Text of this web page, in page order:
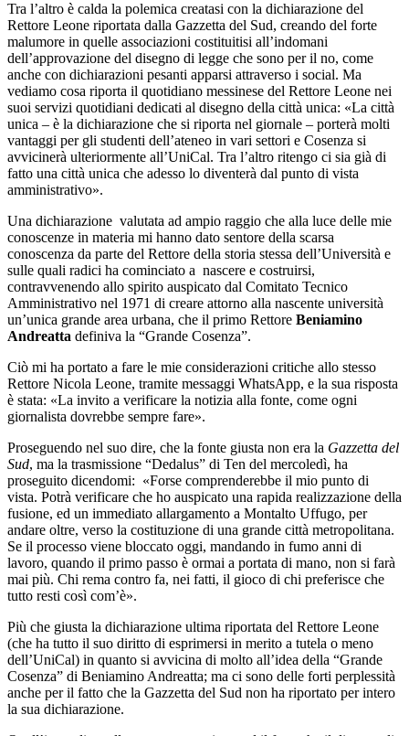
Tra l’altro è calda la polemica creatasi con la dichiarazione del
Rettore Leone riportata dalla Gazzetta del Sud, creando del forte
malumore in quelle associazioni costituitisi all’indomani
dell’approvazione del disegno di legge che sono per il no, come
anche con dichiarazioni pesanti apparsi attraverso i social. Ma
vediamo cosa riporta il quotidiano messinese del Rettore Leone nei
suoi servizi quotidiani dedicati al disegno della città unica: «La città
unica – è la dichiarazione che si riporta nel giornale – porterà molti
vantaggi per gli studenti dell’ateneo in vari settori e Cosenza si
avvicinerà ulteriormente all’UniCal. Tra l’altro ritengo ci sia già di
fatto una città unica che adesso lo diventerà dal punto di vista
amministrativo».
Una dichiarazione valutata ad ampio raggio che alla luce delle mie
conoscenze in materia mi hanno dato sentore della scarsa
conoscenza da parte del Rettore della storia stessa dell’Università e
sulle quali radici ha cominciato a nascere e costruirsi,
contravvenendo allo spirito auspicato dal Comitato Tecnico
Amministrativo nel 1971 di creare attorno alla nascente università
un’unica grande area urbana, che il primo Rettore Beniamino
Andreatta definiva la “Grande Cosenza”.
Ciò mi ha portato a fare le mie considerazioni critiche allo stesso
Rettore Nicola Leone, tramite messaggi WhatsApp, e la sua risposta
è stata: «La invito a verificare la notizia alla fonte, come ogni
giornalista dovrebbe sempre fare».
Proseguendo nel suo dire, che la fonte giusta non era la Gazzetta del
Sud, ma la trasmissione “Dedalus” di Ten del mercoledì, ha
proseguito dicendomi: «Forse comprenderebbe il mio punto di
vista. Potrà verificare che ho auspicato una rapida realizzazione della
fusione, ed un immediato allargamento a Montalto Uffugo, per
andare oltre, verso la costituzione di una grande città metropolitana.
Se il processo viene bloccato oggi, mandando in fumo anni di
lavoro, quando il primo passo è ormai a portata di mano, non si farà
mai più. Chi rema contro fa, nei fatti, il gioco di chi preferisce che
tutto resti così com’è».
Più che giusta la dichiarazione ultima riportata del Rettore Leone
(che ha tutto il suo diritto di esprimersi in merito a tutela o meno
dell’UniCal) in quanto si avvicina di molto all’idea della “Grande
Cosenza” di Beniamino Andreatta; ma ci sono delle forti perplessità
anche per il fatto che la Gazzetta del Sud non ha riportato per intero
la sua dichiarazione.